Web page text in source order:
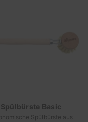
Spülbürste Basic
Spülbürste aus